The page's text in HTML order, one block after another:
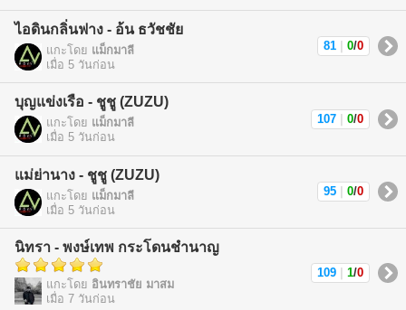
ไอดินกลิ่นฟาง - อ้น ธวัชชัย
แกะโดย แม็กมาลี
เมื่อ 5 วันก่อน
81 0/0
บุญแข่งเรือ - ชูชู (ZUZU)
แกะโดย แม็กมาลี
เมื่อ 5 วันก่อน
107 0/0
แม่ย่านาง - ชูชู (ZUZU)
แกะโดย แม็กมาลี
เมื่อ 5 วันก่อน
95 0/0
นิทรา - พงษ์เทพ กระโดนชำนาญ
แกะโดย อินทราชัย มาสม
เมื่อ 7 วันก่อน
109 1/0